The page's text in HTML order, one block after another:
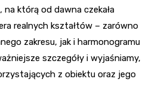
na którą od dawna czekała
realnych kształtów – zarówno
zakresu, jak i harmonogramu
szczegóły i wyjaśniamy,
z obiektu oraz jego